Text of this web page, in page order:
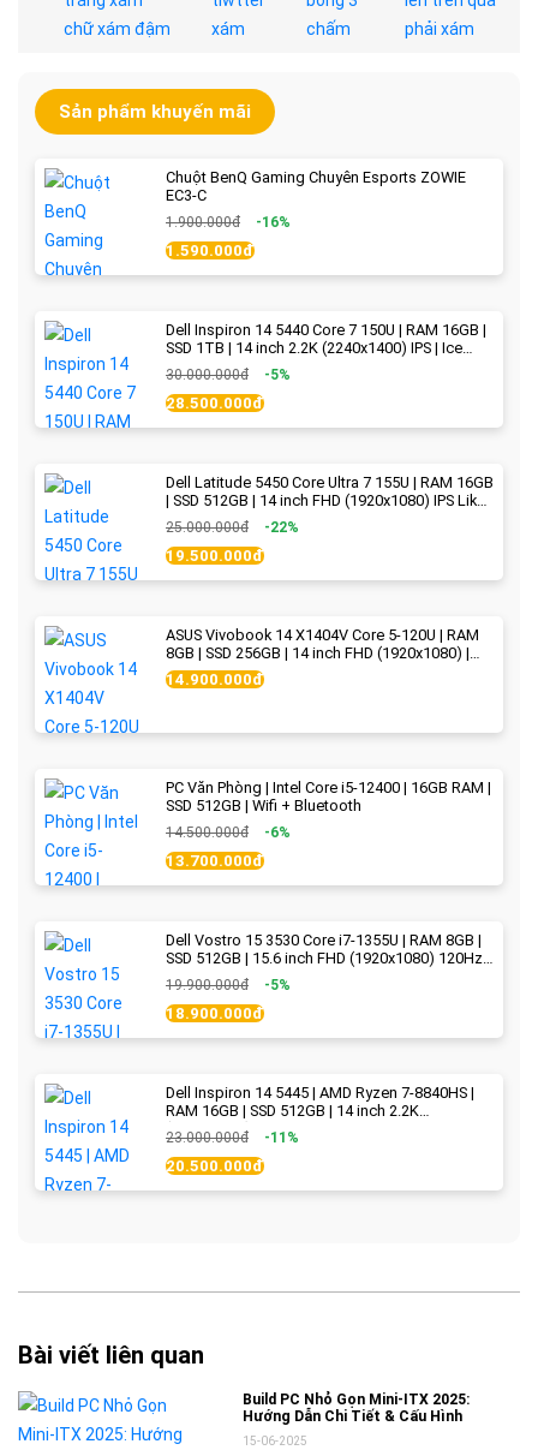
Sản phẩm khuyến mãi
Chuột BenQ Gaming Chuyên Esports ZOWIE
EC3-C
1.900.000đ -16%
1.590.000đ
Dell Inspiron 14 5440 Core 7 150U | RAM 16GB |
SSD 1TB | 14 inch 2.2K (2240x1400) IPS | Ice
Blue - New Fullbox
30.000.000đ -5%
28.500.000đ
Dell Latitude 5450 Core Ultra 7 155U | RAM 16GB
| SSD 512GB | 14 inch FHD (1920x1080) IPS Like
new
25.000.000đ -22%
19.500.000đ
ASUS Vivobook 14 X1404V Core 5-120U | RAM
8GB | SSD 256GB | 14 inch FHD (1920x1080) |
Quiet Blue - New Fullbox
14.900.000đ
PC Văn Phòng | Intel Core i5-12400 | 16GB RAM |
SSD 512GB | Wifi + Bluetooth
14.500.000đ -6%
13.700.000đ
Dell Vostro 15 3530 Core i7-1355U | RAM 8GB |
SSD 512GB | 15.6 inch FHD (1920x1080) 120Hz
WVA | Black | New Fullbox
19.900.000đ -5%
18.900.000đ
Dell Inspiron 14 5445 | AMD Ryzen 7-8840HS |
RAM 16GB | SSD 512GB | 14 inch 2.2K
(2240x1400) IPS 300nits | Ice Blue - New Fullbox
23.000.000đ -11%
20.500.000đ
Bài viết liên quan
Build PC Nhỏ Gọn Mini-ITX 2025:
Hướng Dẫn Chi Tiết & Cấu Hình
15-06-2025